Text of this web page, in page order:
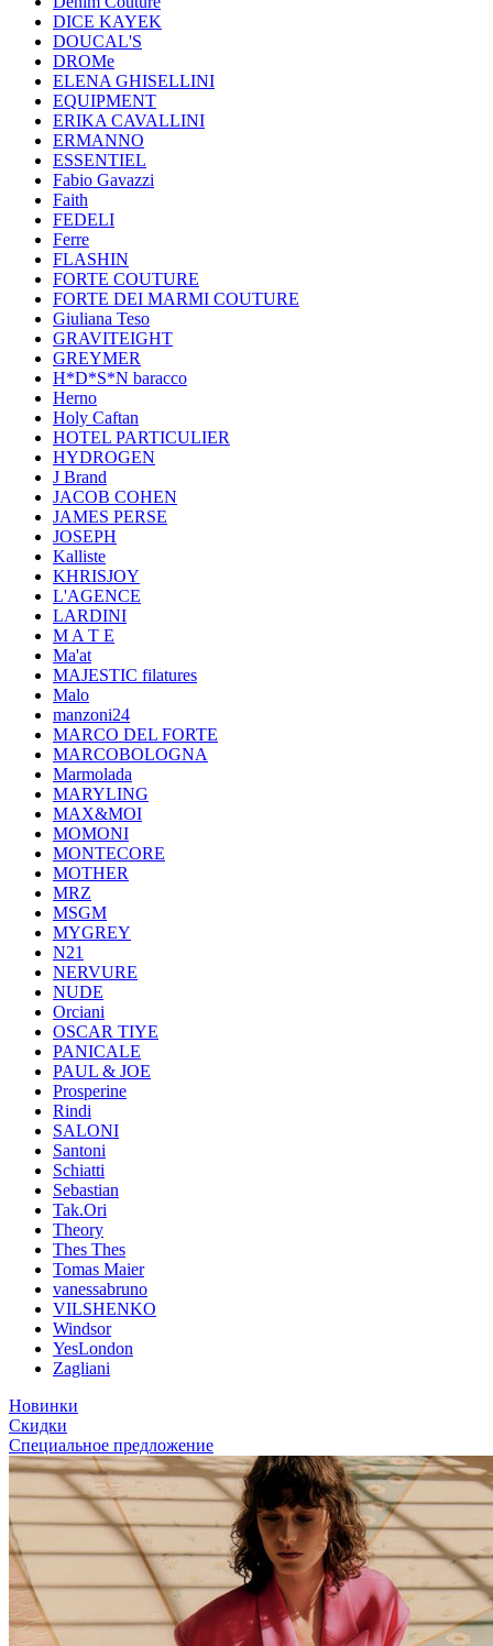
DICE KAYEK
DOUCAL'S
DROMe
ELENA GHISELLINI
EQUIPMENT
ERIKA CAVALLINI
ERMANNO
ESSENTIEL
Fabio Gavazzi
Faith
FEDELI
Ferre
FLASHIN
FORTE COUTURE
FORTE DEI MARMI COUTURE
Giuliana Teso
GRAVITEIGHT
GREYMER
H*D*S*N baracco
Herno
Holy Caftan
HOTEL PARTICULIER
HYDROGEN
J Brand
JACOB COHEN
JAMES PERSE
JOSEPH
Kalliste
KHRISJOY
L'AGENCE
LARDINI
M A T E
Ma'at
MAJESTIC filatures
Malo
manzoni24
MARCO DEL FORTE
MARCOBOLOGNA
Marmolada
MARYLING
MAX&MOI
MOMONI
MONTECORE
MOTHER
MRZ
MSGM
MYGREY
N21
NERVURE
NUDE
Orciani
OSCAR TIYE
PANICALE
PAUL & JOE
Prosperine
Rindi
SALONI
Santoni
Schiatti
Sebastian
Tak.Ori
Theory
Thes Thes
Tomas Maier
vanessabruno
VILSHENKO
Windsor
YesLondon
Zagliani
Новинки
Скидки
Специальное предложение